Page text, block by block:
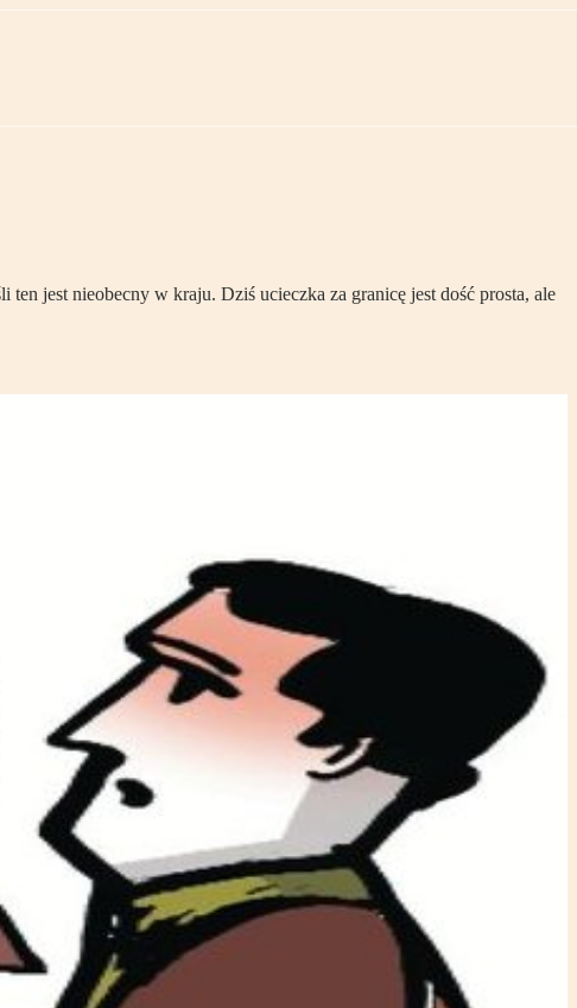
jest nieobecny w kraju. Dziś ucieczka za granicę jest dość prosta, ale